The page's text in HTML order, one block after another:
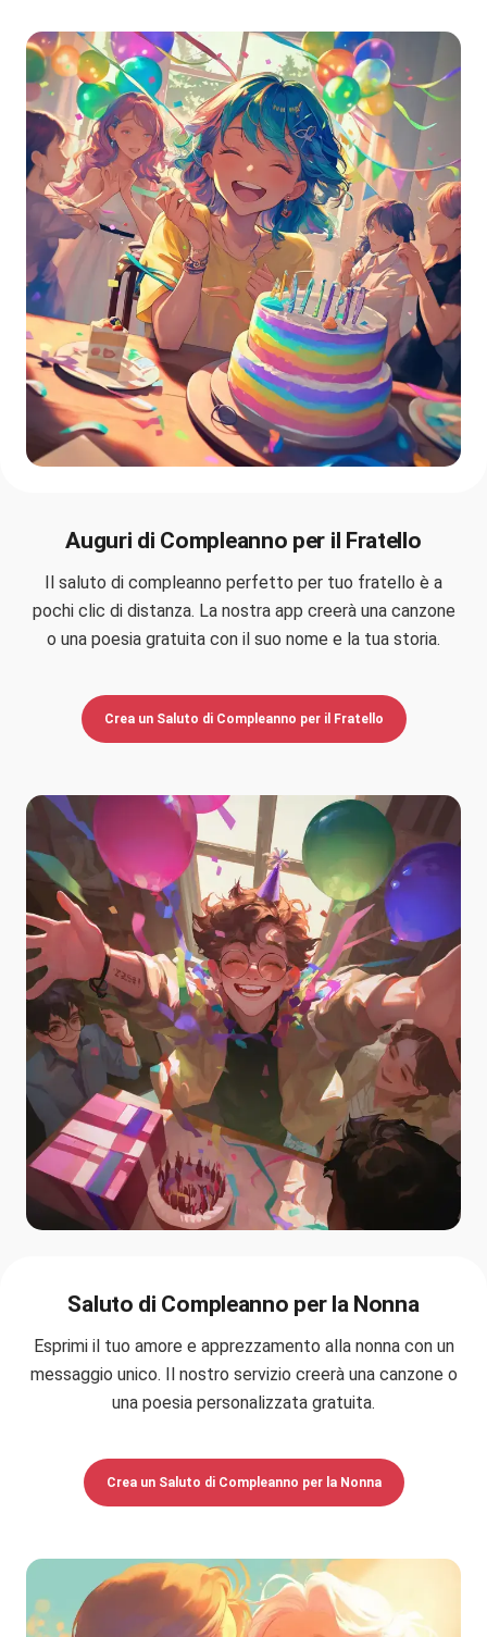
Auguri di Compleanno per il Fratello
Il saluto di compleanno perfetto per tuo fratello è a
pochi clic di distanza. La nostra app creerà una canzone
o una poesia gratuita con il suo nome e la tua storia.
Crea un Saluto di Compleanno per il Fratello
Saluto di Compleanno per la Nonna
Esprimi il tuo amore e apprezzamento alla nonna con un
messaggio unico. Il nostro servizio creerà una canzone o
una poesia personalizzata gratuita.
Crea un Saluto di Compleanno per la Nonna